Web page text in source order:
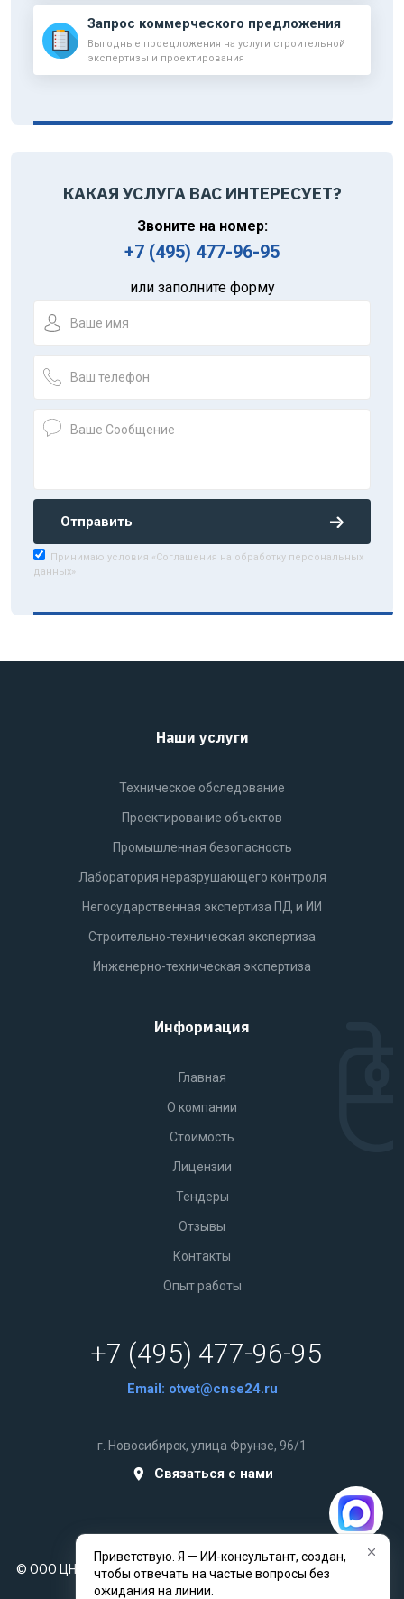
Запрос коммерческого предложения
Выгодные проедложения на услуги строительной
экспертизы и проектирования
КАКАЯ УСЛУГА ВАС ИНТЕРЕСУЕТ?
Звоните на номер:
+7 (495) 477-96-95
или заполните форму
Отправить
Принимаю условия «Соглашения на обработку персональных
данных»
Наши услуги
Техническое обследование
Проектирование объектов
Промышленная безопасность
Лаборатория неразрушающего контроля
Негосударственная экспертиза ПД и ИИ
Строительно-техническая экспертиза
Инженерно-техническая экспертиза
Информация
Главная
О компании
Стоимость
Лицензии
Тендеры
Отзывы
Контакты
Опыт работы
+7 (495) 477-96-95
Email: otvet@cnse24.ru
г. Новосибирск, улица Фрунзе, 96/1
Связаться с нами
© ООО ЦНСЭ 2014-2026 © Все права защищены. Разработано
indev24.ru
Приветствую. Я — ИИ-консультант, создан,
чтобы отвечать на частые вопросы без
ожидания на линии.